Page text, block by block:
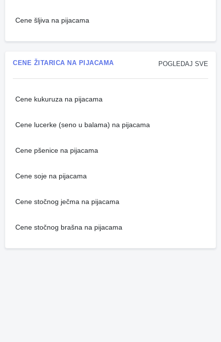
Cene šljiva na pijacama
POGLEDAJ SVE
CENE ŽITARICA NA PIJACAMA
Cene kukuruza na pijacama
Cene lucerke (seno u balama) na pijacama
Cene pšenice na pijacama
Cene soje na pijacama
Cene stočnog ječma na pijacama
Cene stočnog brašna na pijacama